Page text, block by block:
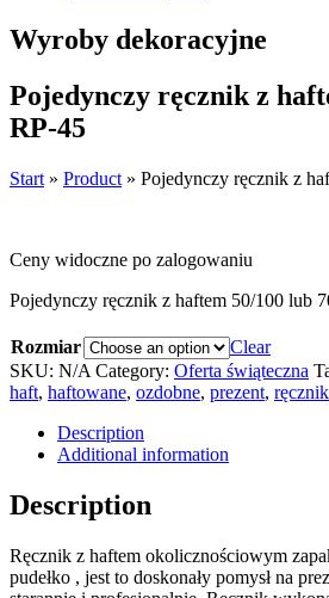
Wyroby dekoracyjne
Pojedynczy ręcznik z
RP-45
Start » Product » Pojedynczy ręcznik z
Ceny widoczne po zalogowaniu
Pojedynczy ręcznik z haftem 50/100 lub
Rozmiar
Clear
SKU: N/A Category: Oferta świąteczna
haft, haftowane, ozdobne, prezent, ręcznik
Description
Additional information
Description
Ręcznik z haftem okolicznościowym
pudełko , jest to doskonały pomysł na